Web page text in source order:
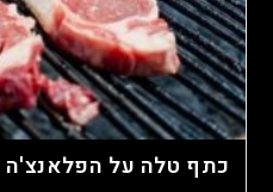
כתף טלה על הפלאנצ'ה